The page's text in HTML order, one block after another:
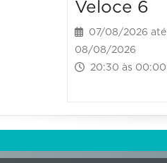
Veloce 6
07/08/2026 até
08/08/2026
20:30 às 00:00